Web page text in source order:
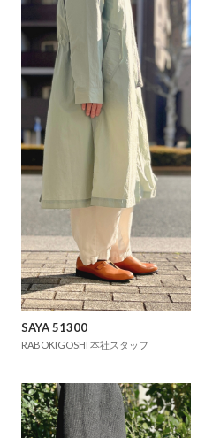
SAYA 51300
RABOKIGOSHI 本社スタッフ